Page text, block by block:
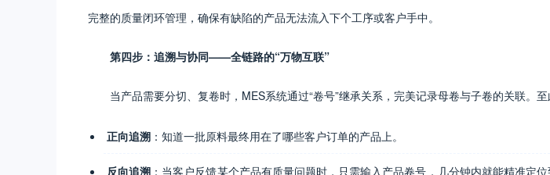
完整的质量闭环管理，确保有缺陷的产品无法流入下个工序或客户手中。
第四步：追溯与协同——全链路的“万物互联”
当产品需要分切、复卷时，MES系统通过“卷号”继承关系，完美记录母卷与子卷的关联。
正向追溯 ：知道一批原料最终用在了哪些客户订单的产品上。
反向追溯 ：当客户反馈某个产品有质量问题时，只需输入产品卷号，几分钟内就能精准